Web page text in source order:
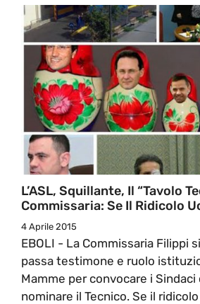
L’ASL, Squillante, Il “Tavolo
Commissaria: Se Il Ridicolo
4 Aprile 2015
EBOLI - La Commissaria Filippi
passa testimone e ruolo
Mamme per convocare i
nominare il Tecnico. Se il